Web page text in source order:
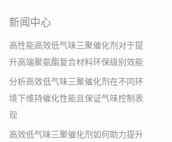
新闻中心
高性能高效低气味三聚催化剂对于提
升高端聚氨酯复合材料环保级别效能
分析高效低气味三聚催化剂在不同环
境下维持催化性能且保证气味控制表
现
高效低气味三聚催化剂如何助力提升